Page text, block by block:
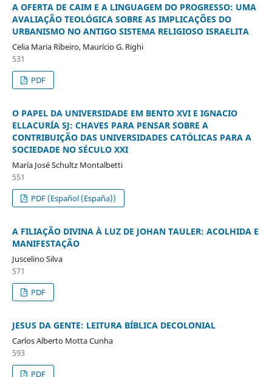
A OFERTA DE CAIM E A LINGUAGEM DO PROGRESSO: UMA
AVALIAÇÃO TEOLÓGICA SOBRE AS IMPLICAÇÕES DO
URBANISMO NO ANTIGO SISTEMA RELIGIOSO ISRAELITA
Celia Maria Ribeiro, Maurício G. Righi
531
PDF
O PAPEL DA UNIVERSIDADE EM BENTO XVI E IGNACIO
ELLACURÍA SJ: CHAVES PARA PENSAR SOBRE A
CONTRIBUIÇÃO DAS UNIVERSIDADES CATÓLICAS PARA A
SOCIEDADE NO SÉCULO XXI
María José Schultz Montalbetti
551
PDF (Español (España))
A FILIAÇÃO DIVINA À LUZ DE JOHAN TAULER: ACOLHIDA E
MANIFESTAÇÃO
Juscelino Silva
571
PDF
JESUS DA GENTE: LEITURA BÍBLICA DECOLONIAL
Carlos Alberto Motta Cunha
593
PDF